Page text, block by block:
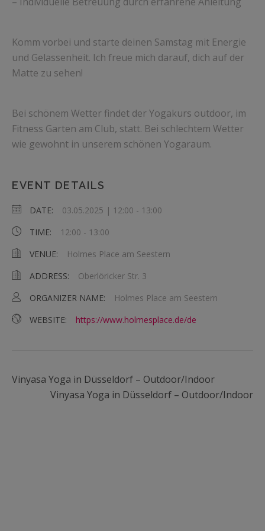
Komm vorbei und starte deinen Samstag mit Energie
und Gelassenheit. Ich freue mich darauf, dich auf der
Matte zu sehen!
Bei schönem Wetter findet der Yogakurs outdoor, im
Fitness Garten am Club, statt. Bei schlechtem Wetter
wie gewohnt in unserem schönen Yogaraum.
EVENT DETAILS
DATE: 03.05.2025 | 12:00 - 13:00
TIME:
12:00 - 13:00
VENUE:
Holmes Place am Seestern
ADDRESS:
Oberlöricker Str. 3
ORGANIZER NAME:
Holmes Place am Seestern
WEBSITE:
https://www.holmesplace.de/de
Vinyasa Yoga in Düsseldorf – Outdoor/Indoor
Vinyasa Yoga in Düsseldorf – Outdoor/Indoor